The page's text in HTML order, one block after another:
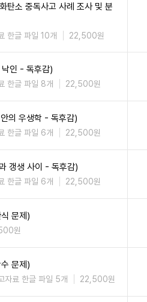
탄소 중독사고 사례 조사 및 분
한글 파일 10개 22,500원
인 - 독후감)
한글 파일 8개 22,500원
의 우생학 - 독후감)
한글 파일 6개 22,500원
갱생 사이 - 독후감)
한글 파일 6개 22,500원
문제)
원
문제)
자료 한글 파일 5개 22,500원